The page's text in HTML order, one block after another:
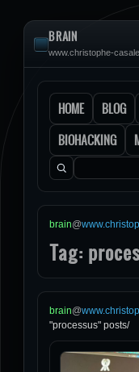
BRAIN
www.christophe-
HOME BLOG
BIOHACKING
Rechercher :
brain@
Tag:
brain@
"processus" posts/